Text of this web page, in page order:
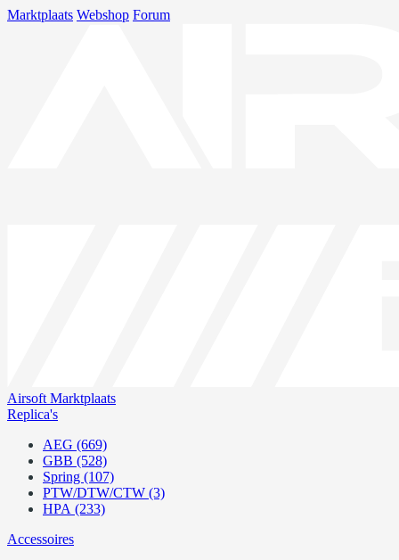
Marktplaats Webshop Forum
Airsoft Marktplaats
Replica's
AEG (669)
GBB (528)
Spring (107)
PTW/DTW/CTW (3)
HPA (233)
Accessoires